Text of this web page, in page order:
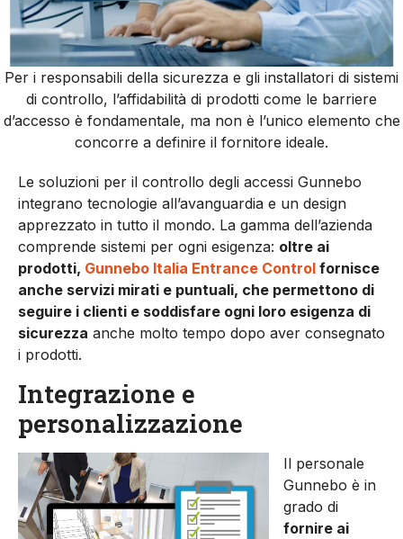
Per i responsabili della sicurezza e gli installatori di sistemi
di controllo, l’affidabilità di prodotti come le barriere
d’accesso è fondamentale, ma non è l’unico elemento che
concorre a definire il fornitore ideale.
Le soluzioni per il controllo degli accessi Gunnebo
integrano tecnologie all’avanguardia e un design
apprezzato in tutto il mondo. La gamma dell’azienda
comprende sistemi per ogni esigenza: oltre ai
prodotti, Gunnebo Italia Entrance Control fornisce
anche servizi mirati e puntuali, che permettono di
seguire i clienti e soddisfare ogni loro esigenza di
sicurezza anche molto tempo dopo aver consegnato
i prodotti.
Integrazione e
personalizzazione
Il personale
Gunnebo è in
grado di
fornire ai